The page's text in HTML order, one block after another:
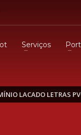
Serviços
LACADO LETRAS